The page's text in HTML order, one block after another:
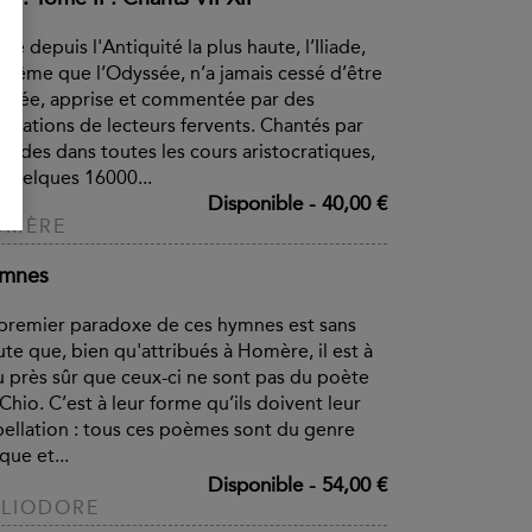
depuis l'Antiquité la plus haute, l’Iliade,
même que l’Odyssée, n’a jamais cessé d’être
apprise et commentée par des
de lecteurs fervents. Chantés par
aèdes dans toutes les cours aristocratiques,
quelques 16000...
Disponible- 40,00 €
paradoxe de ces hymnes est sans
que, bien qu'attribués à Homère, il est à
près sûr que ceux-ci ne sont pas du poète
C’est à leur forme qu’ils doivent leur
: tous ces poèmes sont du genre
et...
Disponible- 54,00 €